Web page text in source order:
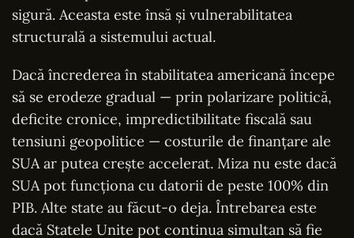
sigură. Aceasta este însă și vulnerabilitatea
structurală a sistemului actual.
Dacă încrederea în stabilitatea americană începe
să se erodeze gradual — prin polarizare politică,
deficite cronice, impredictibilitate fiscală sau
tensiuni geopolitice — costurile de finanțare ale
SUA ar putea crește accelerat. Miza nu este dacă
SUA pot funcționa cu datorii de peste 100% din
PIB. Alte state au făcut-o deja. Întrebarea este
dacă Statele Unite pot continua simultan să fie